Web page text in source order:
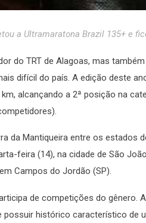
a Ultramaratona Brazil 135+ e
do TRT de Alagoas, mas
difícil do país. A edição deste
alcançando a 2ª posição na
da Mantiqueira entre os
feira (14), na cidade de São
Campos do Jordão (SP).
de competições do gênero.
histórico característico de